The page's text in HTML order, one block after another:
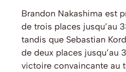
Brandon Nakashima est
de trois places jusqu’au
tandis que Sebastian
de deux places jusqu’au
victoire convaincante au